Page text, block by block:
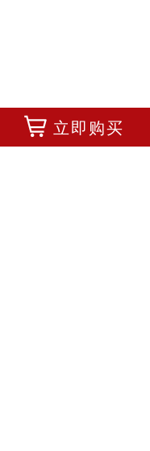
立即购买